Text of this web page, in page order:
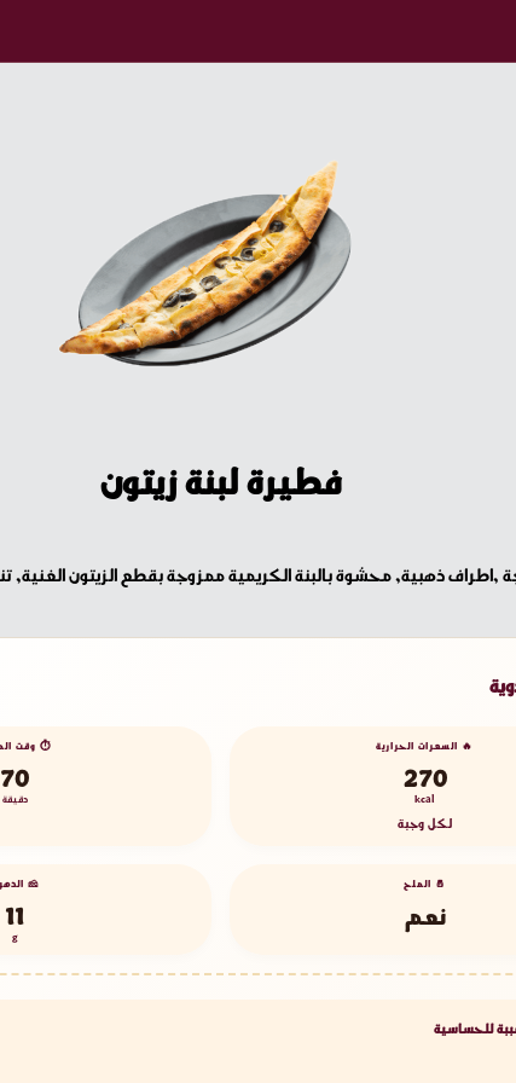
فطيرة لبنة زيتون
,اطراف ذهبية, محشوة بالبنة الكريمية ممزوجة بقطع الزيتون الغنية,
🔥 السعرات الحرارية
270
kcal
لكل وجبة
⏱️ وقت
70
دقيقة
🧂 الملح
نعم
🧀
11
g
للحساسية